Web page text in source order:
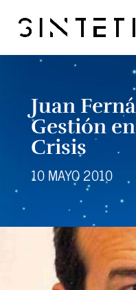
Juan
Gestión
Crisis
10 MAYO 2010